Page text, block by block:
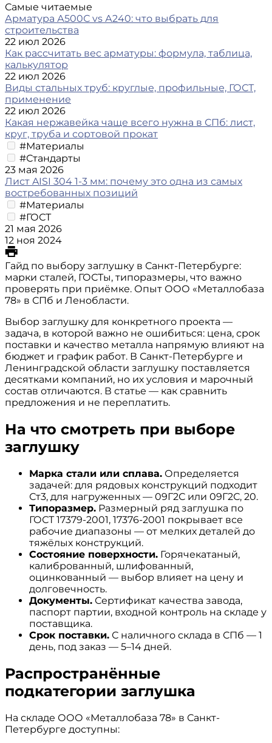
Самые читаемые
Арматура А500С vs А240: что выбрать для
строительства
22 июл 2026
Как рассчитать вес арматуры: формула, таблица,
калькулятор
22 июл 2026
Виды стальных труб: круглые, профильные, ГОСТ,
применение
22 июл 2026
Какая нержавейка чаще всего нужна в СПб: лист,
круг, труба и сортовой прокат
#Материалы
#Стандарты
23 мая 2026
Лист AISI 304 1-3 мм: почему это одна из самых
востребованных позиций
#Материалы
#ГОСТ
21 мая 2026
12 ноя 2024
Гайд по выбору заглушку в Санкт-Петербурге:
марки сталей, ГОСТы, типоразмеры, что важно
проверять при приёмке. Опыт ООО «Металлобаза
78» в СПб и Ленобласти.
Выбор заглушку для конкретного проекта —
задача, в которой важно не ошибиться: цена, срок
поставки и качество металла напрямую влияют на
бюджет и график работ. В Санкт-Петербурге и
Ленинградской области заглушку поставляется
десятками компаний, но их условия и марочный
состав отличаются. В статье — как сравнить
предложения и не переплатить.
На что смотреть при выборе
заглушку
Марка стали или сплава. Определяется
задачей: для рядовых конструкций подходит
Ст3, для нагруженных — 09Г2С или 09Г2С, 20.
Типоразмер. Размерный ряд заглушка по
ГОСТ 17379-2001, 17376-2001 покрывает все
рабочие диапазоны — от мелких деталей до
тяжёлых конструкций.
Состояние поверхности. Горячекатаный,
калиброванный, шлифованный,
оцинкованный — выбор влияет на цену и
долговечность.
Документы. Сертификат качества завода,
паспорт партии, входной контроль на складе у
поставщика.
Срок поставки. С наличного склада в СПб — 1
день, под заказ — 5–14 дней.
Распространённые
подкатегории заглушка
На складе ООО «Металлобаза 78» в Санкт-
Петербурге доступны: